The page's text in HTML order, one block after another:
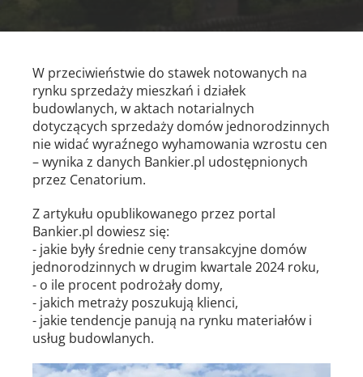
W przeciwieństwie do stawek notowanych na
rynku sprzedaży mieszkań i działek
budowlanych, w aktach notarialnych
dotyczących sprzedaży domów jednorodzinnych
nie widać wyraźnego wyhamowania wzrostu cen
– wynika z danych Bankier.pl udostępnionych
przez Cenatorium.
Z artykułu opublikowanego przez portal
Bankier.pl dowiesz się:
- jakie były średnie ceny transakcyjne domów
jednorodzinnych w drugim kwartale 2024 roku,
- o ile procent podrożały domy,
- jakich metraży poszukują klienci,
- jakie tendencje panują na rynku materiałów i
usług budowlanych.